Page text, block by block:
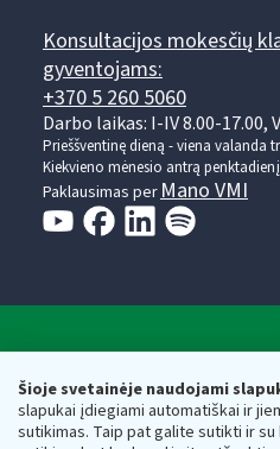
Šioje svetainėje naudojami
slapukai įdiegiami automatiškai ir
sutikimas. Taip pat galite sutikti ir su
Konsultacijos mokesčių
gyventojams:
+370 5 260 5060
Darbo laikas: I-IV 8.00-17.00,
Prieššventinę dieną - viena valanda
Kiekvieno mėnesio antrą penktadienį
Paklausimas perMano VMI
Valstybinė mokesčių
Respublikos finansų
Biudžetinė įstaiga. Juridinio asmens